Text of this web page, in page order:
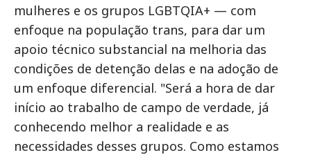
mulheres e os grupos LGBTQIA+ — com
enfoque na população trans, para dar um
apoio técnico substancial na melhoria das
condições de detenção delas e na adoção de
um enfoque diferencial. "Será a hora de dar
início ao trabalho de campo de verdade, já
conhecendo melhor a realidade e as
necessidades desses grupos. Como estamos